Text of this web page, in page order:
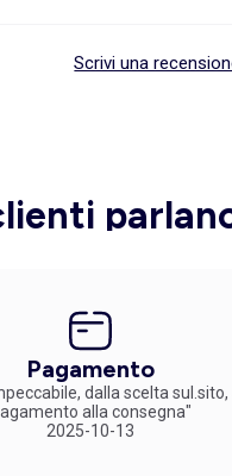
Scrivi una
Pagamento
dalla scelta sul.sito,
alla consegna"
2025-10-13